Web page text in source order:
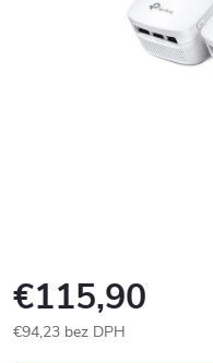
€115,90
€94,23 bez DPH